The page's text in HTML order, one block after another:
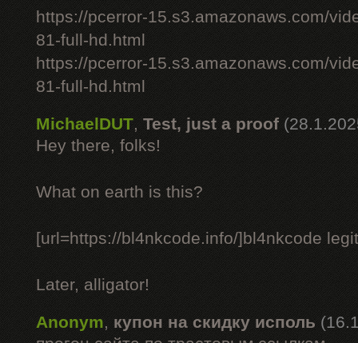
https://pcerror-15.s3.amazonaws.com/
81-full-hd.html
https://pcerror-15.s3.amazonaws.com/
81-full-hd.html
MichaelDUT, Test, just a proof
Hey there, folks!
What on earth is this?
[url=https://bl4nkcode.info/]bl4nkcode
Later, alligator!
Anonym, купон на скидку исполь